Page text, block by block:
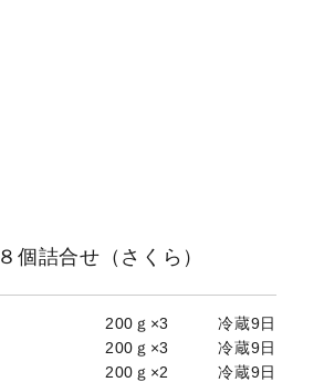
個詰合せ（さくら）
ｇ×3 冷蔵9日
ｇ×3 冷蔵9日
ｇ×2 冷蔵9日